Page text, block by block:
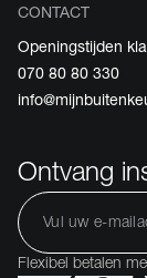
CONTACT
Openingstijden
070 80 80 330
Ontvang
Flexibel betalen